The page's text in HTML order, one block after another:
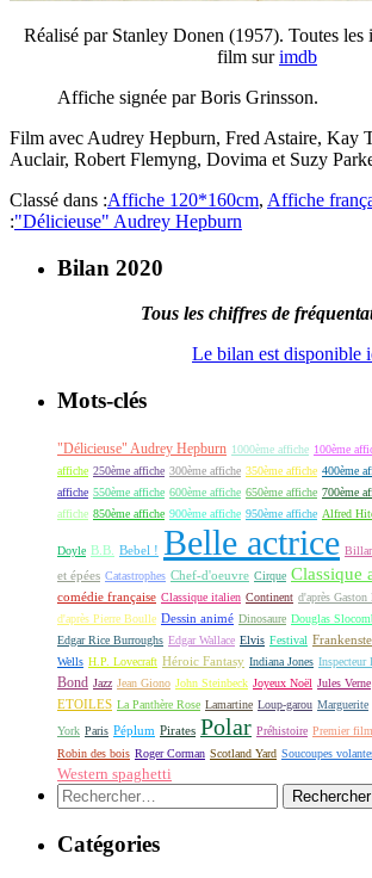
Réalisé par Stanley Donen (1957). Toutes les
film surimdb
Affiche signée par Boris Grinsson.
Film avec Audrey Hepburn, Fred Astaire, Kay
Auclair, Robert Flemyng, Dovima et Suzy
Classé dans :Affiche 120*160cm, Affiche
:"Délicieuse" Audrey Hepburn
Bilan 2020
Tous les chiffres de
Le bilan est disponible
Mots-clés
"Délicieuse" Audrey Hepburn 1000ème affiche 100ème
affiche 250ème affiche 300ème affiche 350ème affiche 400ème
affiche 550ème affiche 600ème affiche 650ème affiche 700ème
affiche 850ème affiche 900ème affiche 950ème affiche Alfred
Doyle B.B. Bebel ! Belle actrice
et épées Catastrophes Chef-d'oeuvre Cirque Classique
comédie française Classique italien Continent d'après Gaston
d'après Pierre Boulle Dessin animé Dinosaure Douglas
Edgar Rice Burroughs Edgar Wallace Elvis Festival
Wells H.P. Lovecraft Héroic Fantasy Indiana Jones Inspecteur
Bond Jazz Jean Giono John Steinbeck Joyeux Noël Jules Verne
ETOILES La Panthère Rose Lamartine Loup-garou Marguerite
York Paris Péplum Pirates Polar Préhistoire Premier
Robin des bois Roger Corman Scotland Yard Soucoupes
Western spaghetti
Rechercher :
Catégories